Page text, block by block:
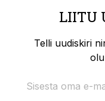
LIITU
Telli uudiskiri